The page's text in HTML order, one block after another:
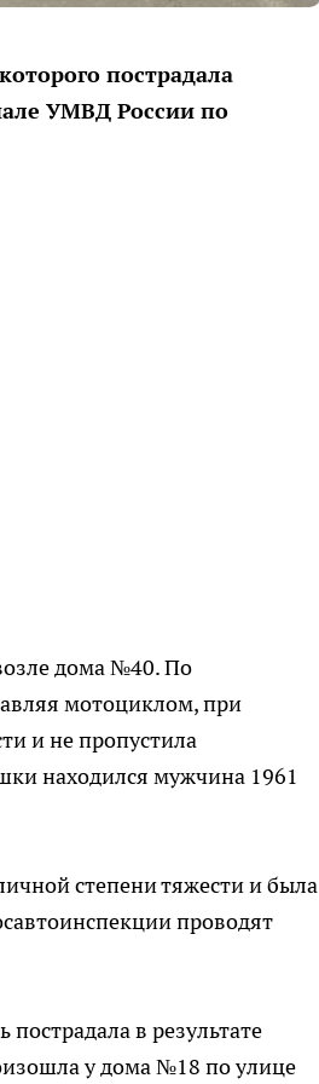
пострадала
УМВД России по
дома №40. По
мотоциклом, при
и не пропустила
находился мужчина 1961
степени тяжести и была
проводят
в результате
у дома №18 по улице